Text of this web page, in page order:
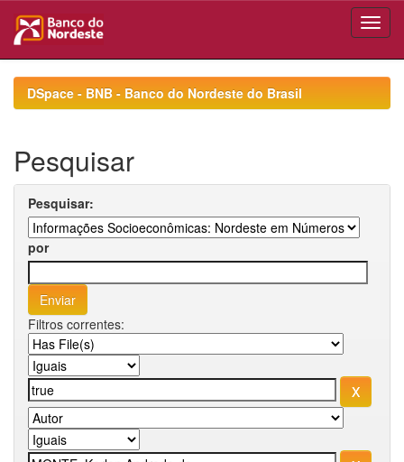
navigationDSpace - BNB - Banco do Nordeste do Brasil
Pesquisar
Pesquisar:
por
Filtros correntes: